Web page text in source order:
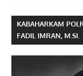
KABAHARKAM
FADIL IMRAN, M.SI.